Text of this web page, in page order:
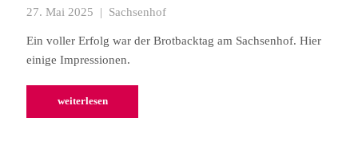
27. Mai 2025 | Sachsenhof
Ein voller Erfolg war der Brotbacktag am Sachsenhof. Hier
einige Impressionen.
weiterlesen